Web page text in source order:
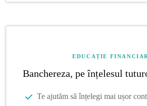
EDUCAȚIE
Banchereza, pe înțelesul
Te ajutăm să înțelegi mai ușor